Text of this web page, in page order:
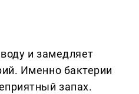
и замедляет
Именно бактерии
запах.